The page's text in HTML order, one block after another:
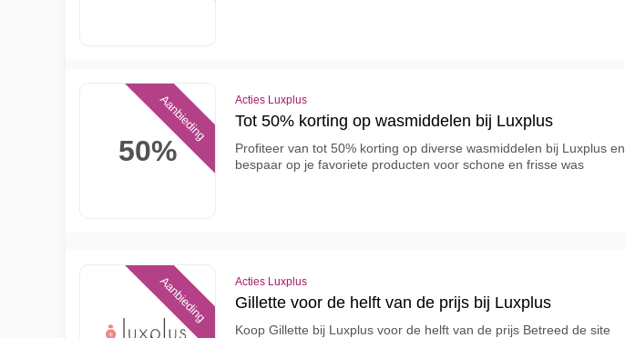
50%
Aanbieding Acties Luxplus
Tot 50% korting op wasmiddelen bij Luxplus
Profiteer van tot 50% korting op diverse wasmiddelen bij Luxplus en
bespaar op je favoriete producten voor schone en frisse was
Aanbieding Acties Luxplus
Gillette voor de helft van de prijs bij Luxplus
Koop Gillette bij Luxplus voor de helft van de prijs Betreed de site